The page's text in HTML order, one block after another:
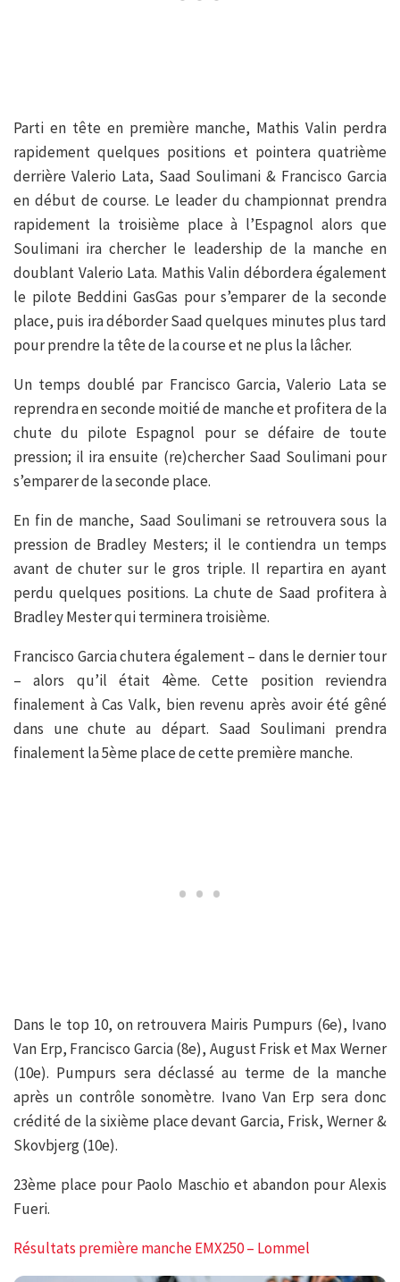
Parti en tête en première manche, Mathis Valin perdra
rapidement quelques positions et pointera quatrième
derrière Valerio Lata, Saad Soulimani & Francisco Garcia
en début de course. Le leader du championnat prendra
rapidement la troisième place à l’Espagnol alors que
Soulimani ira chercher le leadership de la manche en
doublant Valerio Lata. Mathis Valin débordera également
le pilote Beddini GasGas pour s’emparer de la seconde
place, puis ira déborder Saad quelques minutes plus tard
pour prendre la tête de la course et ne plus la lâcher.
Un temps doublé par Francisco Garcia, Valerio Lata se
reprendra en seconde moitié de manche et profitera de la
chute du pilote Espagnol pour se défaire de toute
pression; il ira ensuite (re)chercher Saad Soulimani pour
s’emparer de la seconde place.
En fin de manche, Saad Soulimani se retrouvera sous la
pression de Bradley Mesters; il le contiendra un temps
avant de chuter sur le gros triple. Il repartira en ayant
perdu quelques positions. La chute de Saad profitera à
Bradley Mester qui terminera troisième.
Francisco Garcia chutera également – dans le dernier tour
– alors qu’il était 4ème. Cette position reviendra
finalement à Cas Valk, bien revenu après avoir été gêné
dans une chute au départ. Saad Soulimani prendra
finalement la 5ème place de cette première manche.
Dans le top 10, on retrouvera Mairis Pumpurs (6e), Ivano
Van Erp, Francisco Garcia (8e), August Frisk et Max Werner
(10e). Pumpurs sera déclassé au terme de la manche
après un contrôle sonomètre. Ivano Van Erp sera donc
crédité de la sixième place devant Garcia, Frisk, Werner &
Skovbjerg (10e).
23ème place pour Paolo Maschio et abandon pour Alexis
Fueri.
Résultats première manche EMX250 – Lommel